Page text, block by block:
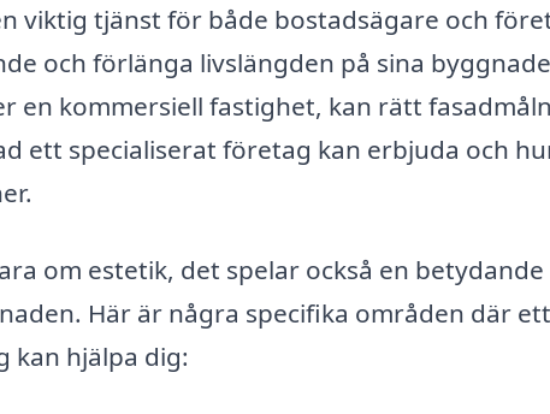
viktig tjänst för både bostadsägare och
och förlänga livslängden på sina
en kommersiell fastighet, kan rätt
ett specialiserat företag kan erbjuda och
om estetik, det spelar också en
Här är några specifika områden där
kan hjälpa dig: